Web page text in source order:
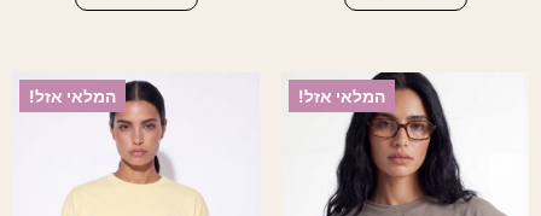
המלאי אזל! המלאי אזל!